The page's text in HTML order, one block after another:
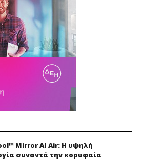
Mirror AI Air: Η υψηλή
συναντά την κορυφαία